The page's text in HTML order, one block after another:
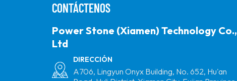
CONTÁCTENOS
Power Stone (Xiamen) Technology Co.,
Ltd
DIRECCIÓN
A706, Lingyun Onyx Building, No. 652, Hu'an